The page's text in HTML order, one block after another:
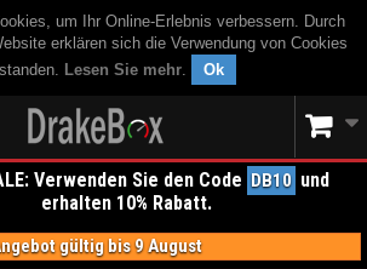
um Ihr Online-Erlebnis verbessern. Durch
erklären sich die Verwendung von Cookies
Lesen Sie mehr. Ok
Verwenden Sie den Code DB10 und
erhalten 10% Rabatt.
gültig bis 9 August